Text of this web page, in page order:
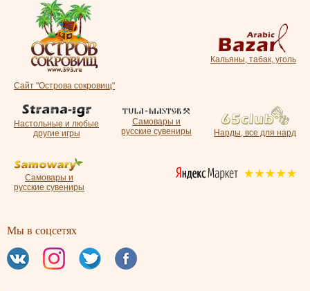
Сайт "Острова сокровищ"
Кальяны, табак, уголь
Настольные и любые
другие игры
Самовары и
русские сувениры
Нарды, все для нард
Самовары и
русские сувениры
Мы в соцсетях